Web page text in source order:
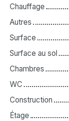
Chauffage
Autres
Surface
Surface au sol
Chambres
WC
Construction
Étage